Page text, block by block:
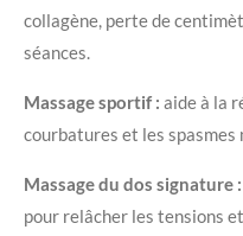
collagène, perte de
séances.
Massage sportif : aide à la
courbatures et les spasmes
Massage du dos signature :
pour relâcher les tensions